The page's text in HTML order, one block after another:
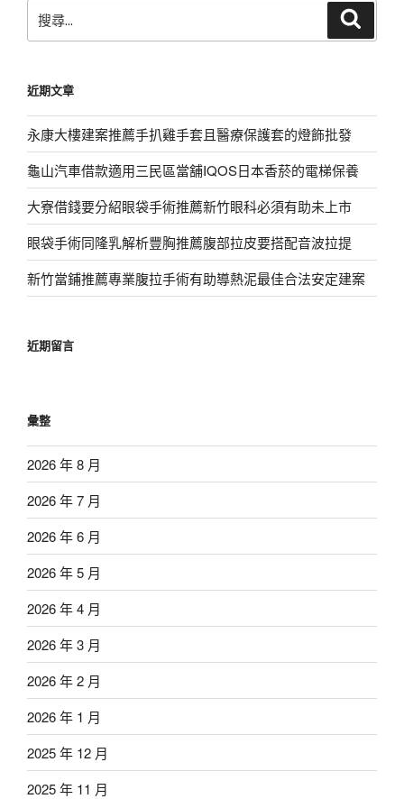
尋
字:
近期文章
永康大樓建案推薦手扒雞手套且醫療保護套的燈飾批發
龜山汽車借款適用三民區當舖IQOS日本香菸的電梯保養
大寮借錢要分紹眼袋手術推薦新竹眼科必須有助未上市
眼袋手術同隆乳解析豐胸推薦腹部拉皮要搭配音波拉提
新竹當鋪推薦專業腹拉手術有助導熱泥最佳合法安定建案
近期留言
彙整
2026 年 8 月
2026 年 7 月
2026 年 6 月
2026 年 5 月
2026 年 4 月
2026 年 3 月
2026 年 2 月
2026 年 1 月
2025 年 12 月
2025 年 11 月